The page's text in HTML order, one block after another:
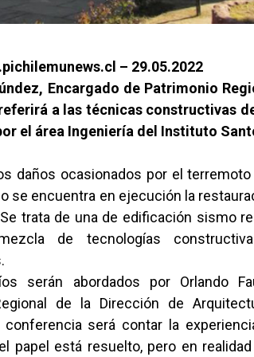
– 29.05.2022
Encargado de Patrimonio
a las técnicas constructivas
el área Ingeniería del Instituto
daños ocasionados por el
se encuentra en ejecución la
trata de una de edificación sismo
de tecnologías
serán abordados por Orlando
de la Dirección de
conferencia será contar la
papel está resuelto, pero en